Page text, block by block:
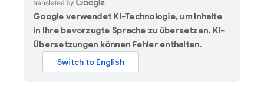
Google verwendet KI-Technologie, um Inhalte
in Ihre bevorzugte Sprache zu übersetzen. KI-
Übersetzungen können Fehler enthalten.